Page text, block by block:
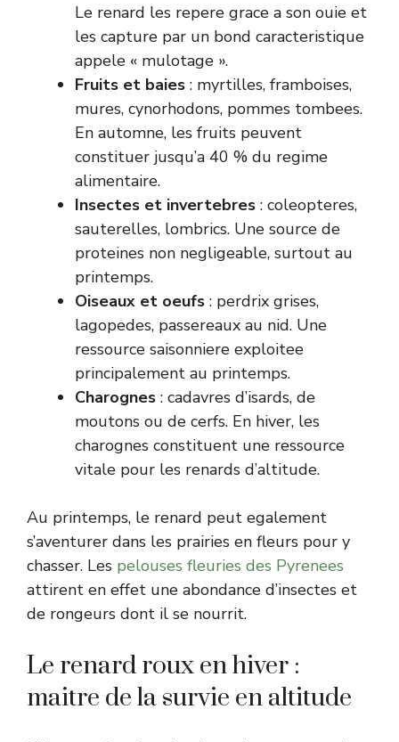
Le renard les repere grace a son ouie et
les capture par un bond caracteristique
appele « mulotage ».
Fruits et baies : myrtilles, framboises,
mures, cynorhodons, pommes tombees.
En automne, les fruits peuvent
constituer jusqu’a 40 % du regime
alimentaire.
Insectes et invertebres : coleopteres,
sauterelles, lombrics. Une source de
proteines non negligeable, surtout au
printemps.
Oiseaux et oeufs : perdrix grises,
lagopedes, passereaux au nid. Une
ressource saisonniere exploitee
principalement au printemps.
Charognes : cadavres d’isards, de
moutons ou de cerfs. En hiver, les
charognes constituent une ressource
vitale pour les renards d’altitude.
Au printemps, le renard peut egalement
s’aventurer dans les prairies en fleurs pour y
chasser. Les pelouses fleuries des Pyrenees
attirent en effet une abondance d’insectes et
de rongeurs dont il se nourrit.
Le renard roux en hiver :
maitre de la survie en altitude